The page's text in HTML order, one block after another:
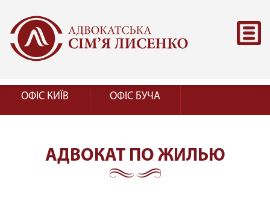
ОФІС КИЇВ ОФІС БУЧА
АДВОКАТ ПО ЖИЛЬЮ